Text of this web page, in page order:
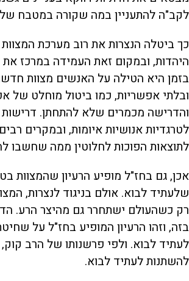
לקב"ה להתעניין במה שקורה במטבח
כך ביטלה הנצרות את רוב מערכת
היהדות, ובמקום זאת העמידה במרכז את
בזמן היא הטילה על האנשים מצוות
ובלתי אפשריות, כמו ביטול מוחלט של
והדרישה מכמרים שלא להתחתן. דרישות
לטרגדיות אנושיות איומות, ובמקרים
לתוצאות הפוכות לחלוטין ממה שחשבו
אכן, גם בחז"ל מופיע הרעיון שהמצוות
שלעתיד לבוא. אולם בניגוד לנצרות,
רק כשהעולם ישתחרר גם מהיצר הרע.
בזה, וזהו הרעיון המופיע בחז"ל על
לעתיד לבוא. ולפי פרשנותו של הרב קוק,
להשתנות לעתיד לבוא.